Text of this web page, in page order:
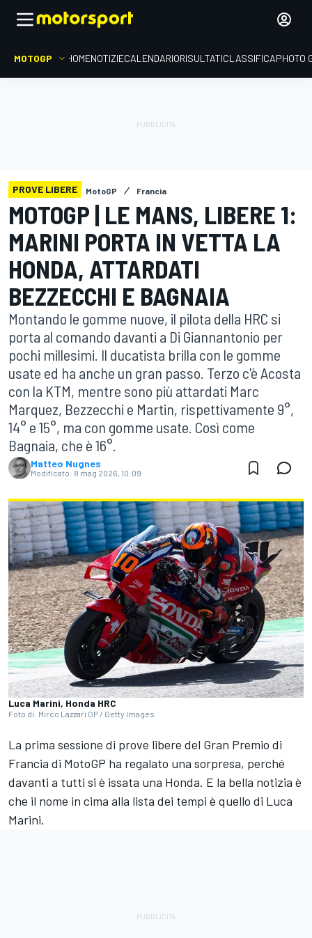
MOTOGP HOMENOTIZIECALENDARIORISULTATICLASSIFICAPHOTO
PROVE LIBERE MotoGP Francia
MOTOGP | LE MANS, LIBERE 1:
MARINI PORTA IN VETTA LA
HONDA, ATTARDATI
BEZZECCHI E BAGNAIA
Montando le gomme nuove, il pilota della HRC si
porta al comando davanti a Di Giannantonio per
pochi millesimi. Il ducatista brilla con le gomme
usate ed ha anche un gran passo. Terzo c'è Acosta
con la KTM, mentre sono più attardati Marc
Marquez, Bezzecchi e Martin, rispettivamente 9°,
14° e 15°, ma con gomme usate. Così come
Bagnaia, che è 16°.
Matteo Nugnes
Modificato: 8 mag 2026, 10:09
Luca Marini, Honda HRC
Foto di: Mirco Lazzari GP / Getty Images
La prima sessione di prove libere del Gran Premio di
Francia di MotoGP ha regalato una sorpresa, perché
davanti a tutti si è issata una Honda. E la bella notizia è
che il nome in cima alla lista dei tempi è quello di Luca
Marini.